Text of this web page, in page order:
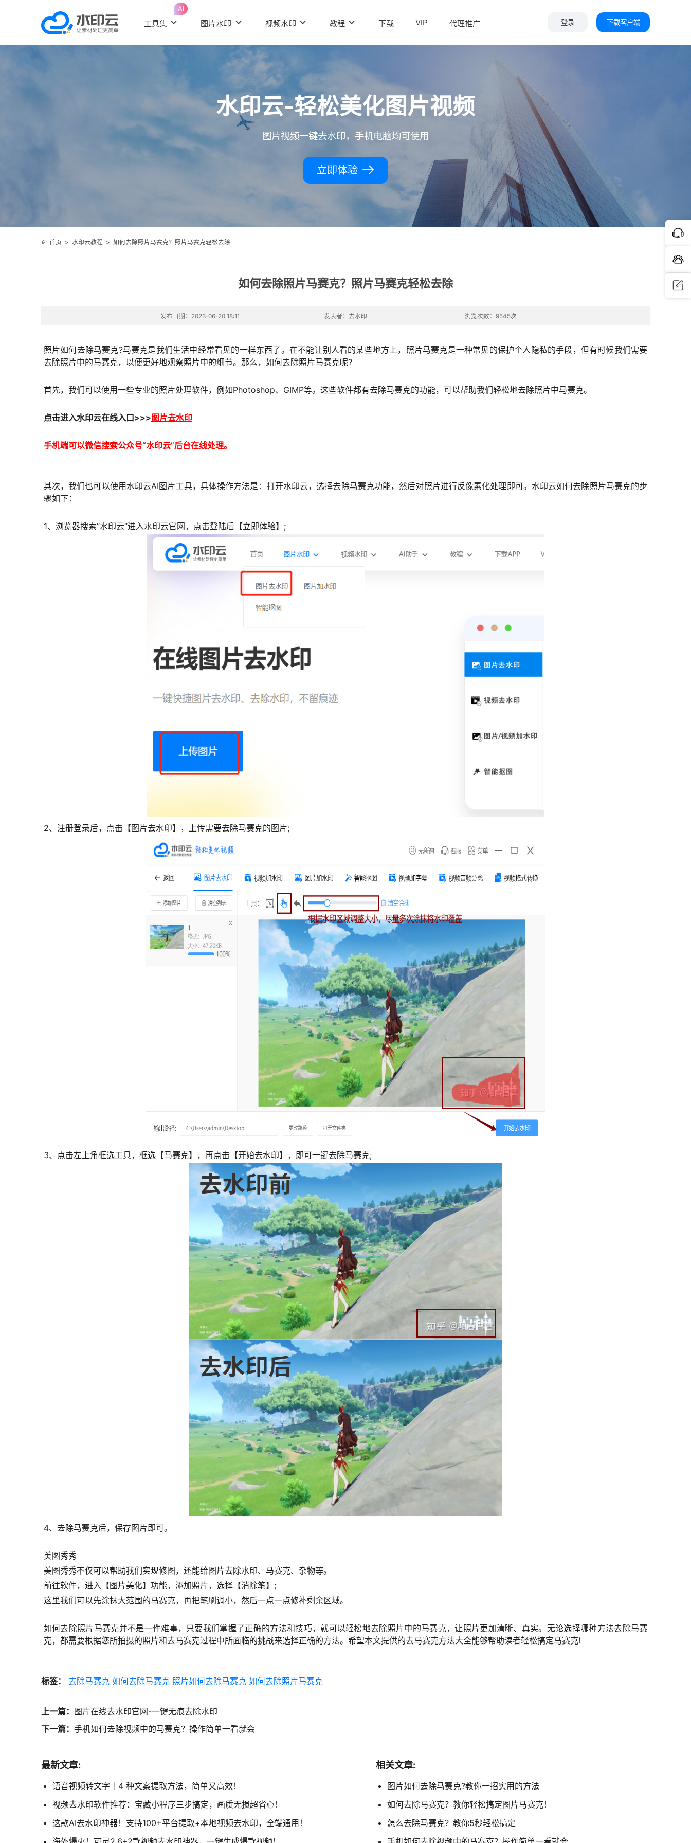
工具集
AI
图片水印 视频水印 教程 下载 VIP 代理推广 登录 下载客户端
水印云-轻松美化图片视频
图片视频一键去水印，手机电脑均可使用
立即体验
首页 > 水印云教程 > 如何去除照片马赛克？照片马赛克轻松去除
如何去除照片马赛克？照片马赛克轻松去除
发布日期：2023-06-20 18:11 发表者：去水印 浏览次数：9545次
照片如何去除马赛克?马赛克是我们生活中经常看见的一样东西了。在不能让别人看的某些地方上，照片马赛克是一种常见的保护个人隐私的手段，但有时候我们需要
去除照片中的马赛克，以便更好地观察照片中的细节。那么，如何去除照片马赛克呢?
首先，我们可以使用一些专业的照片处理软件，例如Photoshop、GIMP等。这些软件都有去除马赛克的功能，可以帮助我们轻松地去除照片中马赛克。
点击进入水印云在线入口>>>图片去水印
手机端可以微信搜索公众号“水印云”后台在线处理。
其次，我们也可以使用水印云AI图片工具，具体操作方法是：打开水印云，选择去除马赛克功能，然后对照片进行反像素化处理即可。水印云如何去除照片马赛克的步
骤如下：
1、浏览器搜索“水印云”进入水印云官网，点击登陆后【立即体验】;
2、注册登录后，点击【图片去水印】，上传需要去除马赛克的图片;
3、点击左上角框选工具，框选【马赛克】，再点击【开始去水印】，即可一键去除马赛克;
4、去除马赛克后，保存图片即可。
美图秀秀
美图秀秀不仅可以帮助我们实现修图，还能给图片去除水印、马赛克、杂物等。
前往软件，进入【图片美化】功能，添加照片，选择【消除笔】;
这里我们可以先涂抹大范围的马赛克，再把笔刷调小，然后一点一点修补剩余区域。
如何去除照片马赛克并不是一件难事，只要我们掌握了正确的方法和技巧，就可以轻松地去除照片中的马赛克，让照片更加清晰、真实。无论选择哪种方法去除马赛
克，都需要根据您所拍摄的照片和去马赛克过程中所面临的挑战来选择正确的方法。希望本文提供的去马赛克方法大全能够帮助读者轻松搞定马赛克!
标签： 去除马赛克 如何去除马赛克 照片如何去除马赛克 如何去除照片马赛克
上一篇： 图片在线去水印官网-一键无痕去除水印
下一篇： 手机如何去除视频中的马赛克？操作简单一看就会
最新文章:
语音视频转文字｜4 种文案提取方法，简单又高效！
视频去水印软件推荐：宝藏小程序三步搞定，画质无损超省心！
这款AI去水印神器！支持100+平台提取+本地视频去水印，全端通用！
相关文章:
图片如何去除马赛克?教你一招实用的方法
如何去除马赛克？教你轻松搞定图片马赛克！
怎么去除马赛克？教你5秒轻松搞定